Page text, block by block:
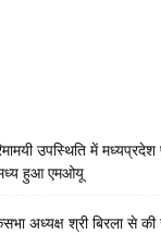
उपस्थिति में मध्यप्रदेश
मध्य हुआ एमओयू
अध्यक्ष श्री बिरला से की